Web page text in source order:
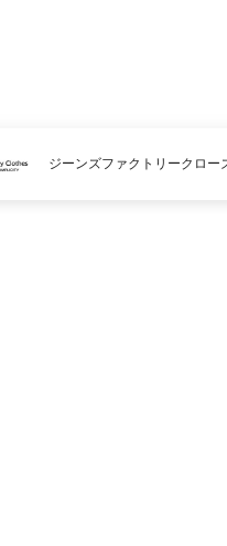
ジーンズファクトリークロー